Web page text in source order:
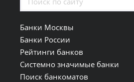
г. Пермь, 25 Октября, 106
г. Добрянка, улица
г. Добрянка, улица
г. Усолье-Сибирское,
Банки Москвы
Банки России
Рейтинги банков
Системно значимые банки
Поиск банкоматов